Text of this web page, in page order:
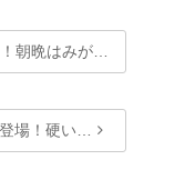
朝晩はみが…
場！硬い…